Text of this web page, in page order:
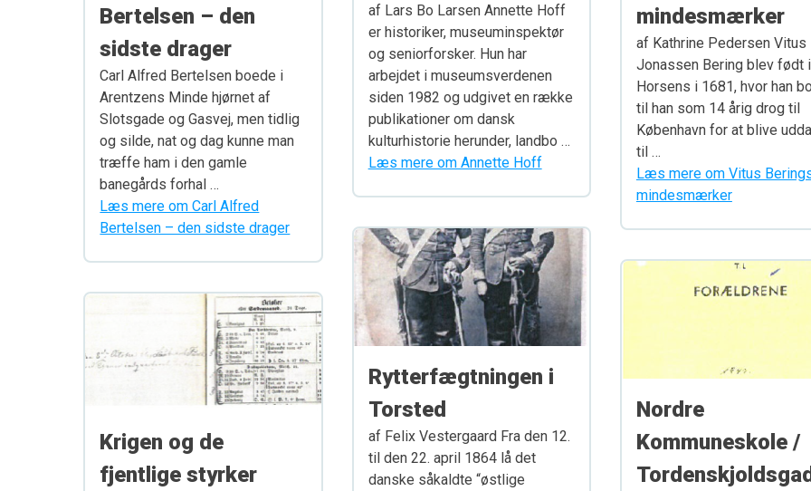
Bertelsen – den
sidste drager
Carl Alfred Bertelsen boede i
Arentzens Minde hjørnet af
Slotsgade og Gasvej, men tidlig
og silde, nat og dag kunne man
træffe ham i den gamle
banegårds forhal …
Læs mere om Carl Alfred
Bertelsen – den sidste drager
Krigen og de
fjentlige styrker
af Lars Bo Larsen Annette Hoff
er historiker, museuminspektør
og seniorforsker. Hun har
arbejdet i museumsverdenen
siden 1982 og udgivet en række
publikationer om dansk
kulturhistorie herunder, landbo …
Læs mere om Annette Hoff
Rytterfægtningen i
Torsted
af Felix Vestergaard Fra den 12.
til den 22. april 1864 lå det
danske såkaldte “østlige
mindesmærker
af Kathrine Pedersen Vitus
Jonassen Bering blev født i
Horsens i 1681, hvor han
til han som 14 årig drog til
København for at blive
til …
Læs mere om Vitus
mindesmærker
Nordre
Kommuneskole /